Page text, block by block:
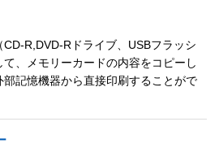
R,DVD-Rドライブ、USBフラッシ
、メモリーカードの内容をコピーし
記憶機器から直接印刷することがで